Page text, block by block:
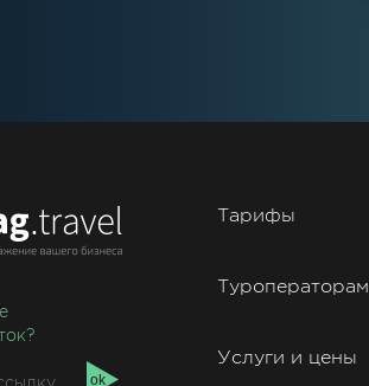
Тарифы
Туроператорам
Услуги и цены